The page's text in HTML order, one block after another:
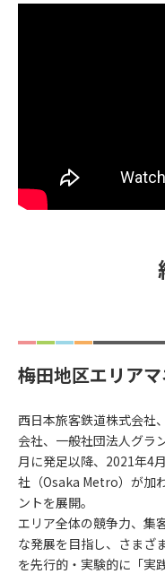
梅田地区エリア
西日本旅客鉄道株式会社
会社、一般社団法人グラ
月に発足以降、2021年4
社（Osaka Metro）が加
ントを展開。
エリア全体の競争力、集
な発展を目指し、さまざ
を先行的・実験的に「実